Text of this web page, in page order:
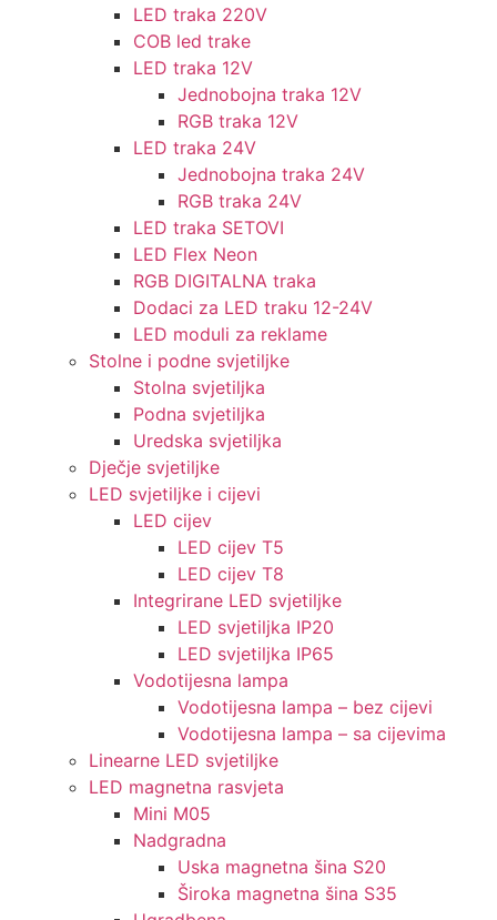
LED traka 220V
COB led trake
LED traka 12V
Jednobojna traka 12V
RGB traka 12V
LED traka 24V
Jednobojna traka 24V
RGB traka 24V
LED traka SETOVI
LED Flex Neon
RGB DIGITALNA traka
Dodaci za LED traku 12-24V
LED moduli za reklame
Stolne i podne svjetiljke
Stolna svjetiljka
Podna svjetiljka
Uredska svjetiljka
Dječje svjetiljke
LED svjetiljke i cijevi
LED cijev
LED cijev T5
LED cijev T8
Integrirane LED svjetiljke
LED svjetiljka IP20
LED svjetiljka IP65
Vodotijesna lampa
Vodotijesna lampa – bez cijevi
Vodotijesna lampa – sa cijevima
Linearne LED svjetiljke
LED magnetna rasvjeta
Mini M05
Nadgradna
Uska magnetna šina S20
Široka magnetna šina S35